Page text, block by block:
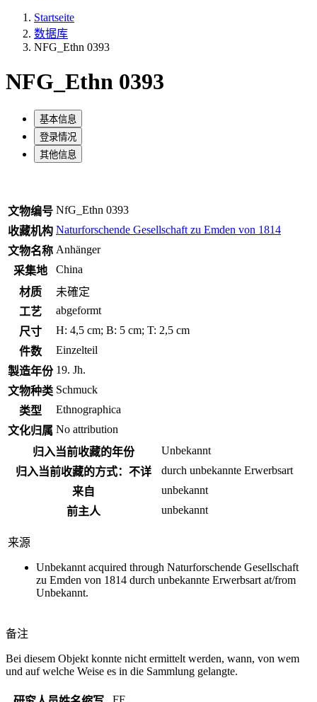
Startseite
数据库
NFG_Ethn 0393
NFG_Ethn 0393
基本信息
登录情况
其他信息
文物编号 NfG_Ethn 0393
收藏机构 Naturforschende Gesellschaft zu Emden von 1814
文物名称 Anhänger
采集地
China
材质
未確定
工艺
abgeformt
尺寸
H: 4,5 cm; B: 5 cm; T: 2,5 cm
件数
Einzelteil
製造年份 19. Jh.
文物种类 Schmuck
类型
Ethnographica
文化归属 No attribution
归入当前收藏的年份
Unbekannt
归入当前收藏的方式：不详
durch unbekannte Erwerbsart
来自
unbekannt
前主人
unbekannt
来源
Unbekannt acquired through Naturforschende Gesellschaft
zu Emden von 1814 durch unbekannte Erwerbsart at/from
Unbekannt.
备注
Bei diesem Objekt konnte nicht ermittelt werden, wann, von wem
und auf welche Weise es in die Sammlung gelangte.